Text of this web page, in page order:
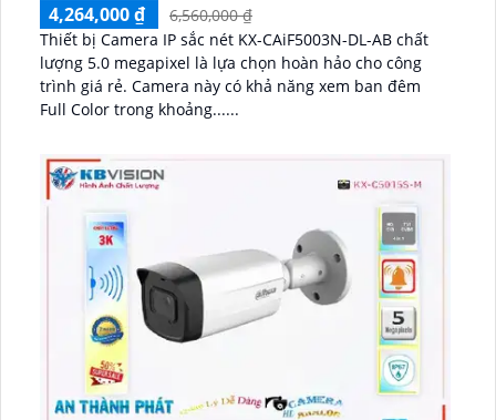
4,264,000 ₫
6,560,000 ₫
Thiết bị Camera IP sắc nét KX-CAiF5003N-DL-AB chất
lượng 5.0 megapixel là lựa chọn hoàn hảo cho công
trình giá rẻ. Camera này có khả năng xem ban đêm
Full Color trong khoảng......